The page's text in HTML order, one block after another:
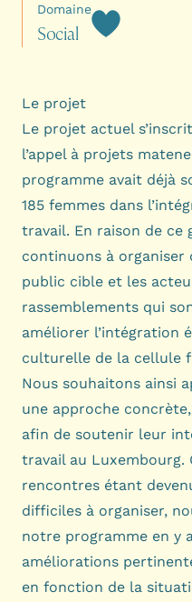
Domaine
Social
Le projet
Le projet actuel
l’appel à projets
programme avait déjà
185 femmes dans
travail. En raison de ce
continuons à
public cible et les
rassemblements qui
améliorer l’intégration
culturelle de la cellule
Nous souhaitons ainsi
une approche
afin de soutenir leur
travail au Luxembourg.
rencontres étant
difficiles à organiser,
notre programme en y
améliorations
en fonction de la